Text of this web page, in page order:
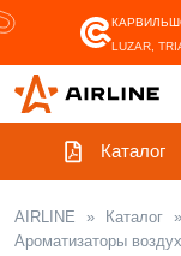
LUZAR,
Каталог
AIRLINE » Каталог »
Ароматизаторы